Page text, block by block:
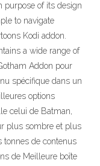
purpose of its design
to navigate
Kodi addon.
a wide range of
Addon pour
spécifique dans un
options
celui de Batman,
plus sombre et plus
tonnes de contenus
de Meilleure boîte